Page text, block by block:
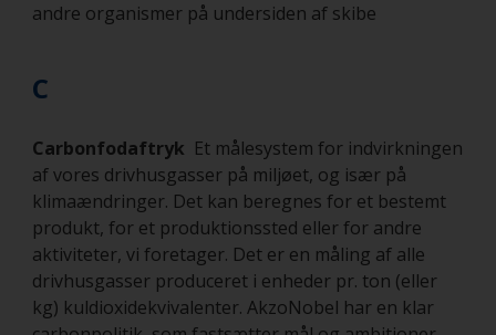
andre organismer på undersiden af skibe
C
Carbonfodaftryk Et målesystem for indvirkningen
af vores drivhusgasser på miljøet, og især på
klimaændringer. Det kan beregnes for et bestemt
produkt, for et produktionssted eller for andre
aktiviteter, vi foretager. Det er en måling af alle
drivhusgasser produceret i enheder pr. ton (eller
kg) kuldioxidekvivalenter. AkzoNobel har en klar